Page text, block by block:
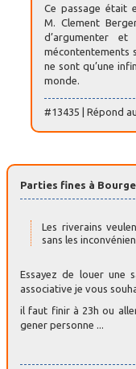
Ce passage était
M. Clement
d’argumenter
mécontentements
ne sont qu’une
monde.
#13435 | Répond
Parties fines à
Les riverains
sans les
Essayez de louer une
associative je vous
il faut finir à 23h ou
gener personne ...